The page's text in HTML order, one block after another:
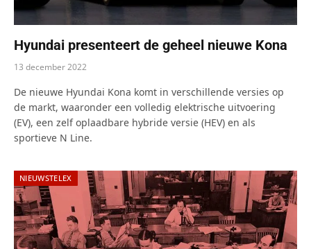
Hyundai presenteert de geheel nieuwe Kona
13 december 2022
De nieuwe Hyundai Kona komt in verschillende versies op
de markt, waaronder een volledig elektrische uitvoering
(EV), een zelf oplaadbare hybride versie (HEV) en als
sportieve N Line.
NIEUWSTELEX